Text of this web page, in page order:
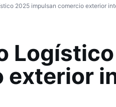
2025 impulsan comercio exterior
exterior